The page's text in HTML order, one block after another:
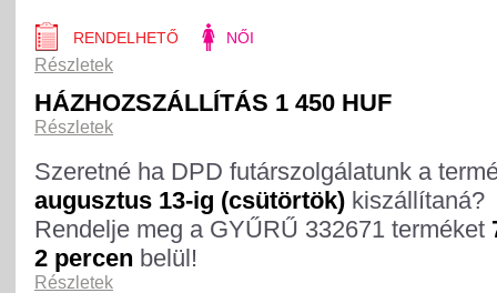
RENDELHETŐ
Részletek
NŐI
HÁZHOZSZÁLLÍTÁS 1 450 HUF
Részletek
Szeretné ha DPD futárszolgálatunk a
augusztus 13-ig (csütörtök) kiszállítaná?
Rendelje meg a GYŰRŰ 332671 terméket
2 percen belül!
Részletek